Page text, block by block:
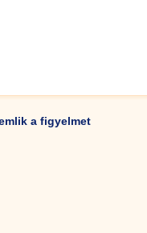
a figyelmet